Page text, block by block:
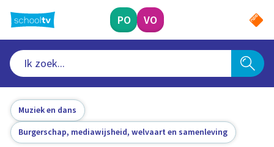
naar
hoofdinhoud
PO VO
Muziek en dans
Burgerschap, mediawijsheid, welvaart en samenleving